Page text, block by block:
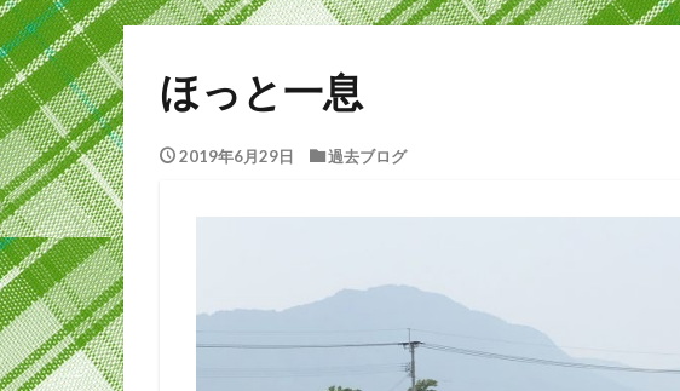
ほっと一息
2019年6月29日 過去ブログ